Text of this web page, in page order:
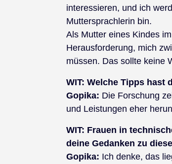
interessieren, und ich
Muttersprachlerin bin.
Als Mutter eines Kindes
Herausforderung, mich
müssen. Das sollte keine
WIT: Welche Tipps hast
Gopika: Die Forschung
und Leistungen eher
WIT: Frauen in
deine Gedanken zu
Gopika: Ich denke, das